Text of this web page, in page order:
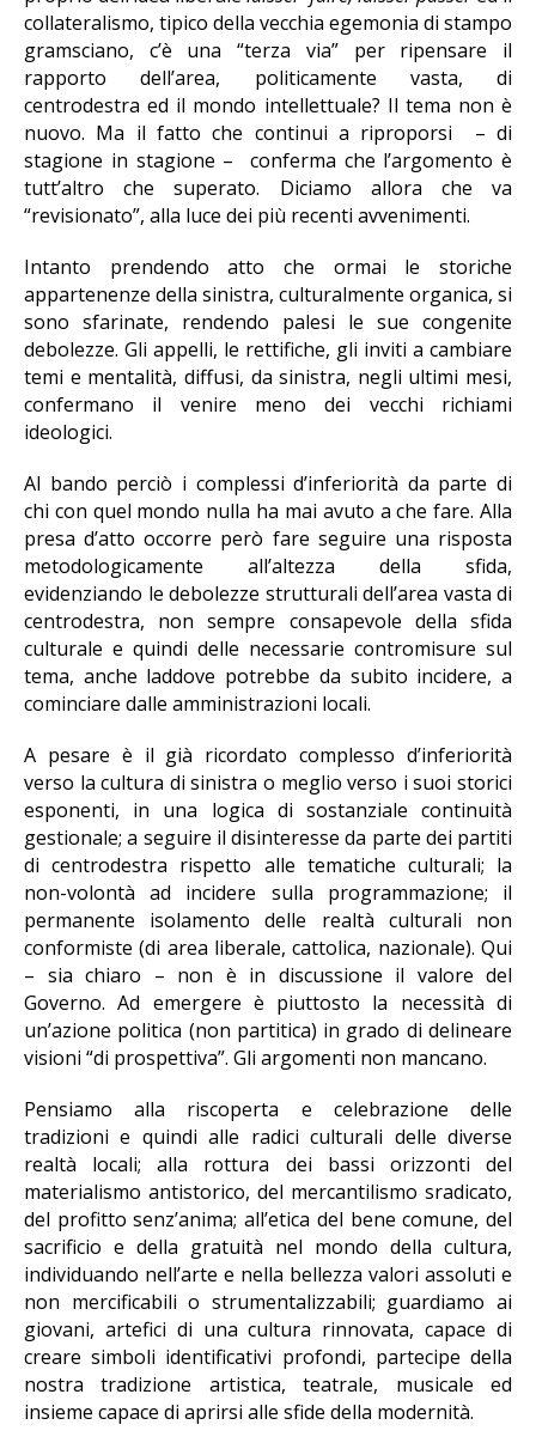
collateralismo, tipico della vecchia egemonia di stampo
gramsciano, c’è una “terza via” per ripensare il
rapporto dell’area, politicamente vasta, di
centrodestra ed il mondo intellettuale? Il tema non è
nuovo. Ma il fatto che continui a riproporsi – di
stagione in stagione – conferma che l’argomento è
tutt’altro che superato. Diciamo allora che va
“revisionato”, alla luce dei più recenti avvenimenti.
Intanto prendendo atto che ormai le storiche
appartenenze della sinistra, culturalmente organica, si
sono sfarinate, rendendo palesi le sue congenite
debolezze. Gli appelli, le rettifiche, gli inviti a cambiare
temi e mentalità, diffusi, da sinistra, negli ultimi mesi,
confermano il venire meno dei vecchi richiami
ideologici.
Al bando perciò i complessi d’inferiorità da parte di
chi con quel mondo nulla ha mai avuto a che fare. Alla
presa d’atto occorre però fare seguire una risposta
metodologicamente all’altezza della sfida,
evidenziando le debolezze strutturali dell’area vasta di
centrodestra, non sempre consapevole della sfida
culturale e quindi delle necessarie contromisure sul
tema, anche laddove potrebbe da subito incidere, a
cominciare dalle amministrazioni locali.
A pesare è il già ricordato complesso d’inferiorità
verso la cultura di sinistra o meglio verso i suoi storici
esponenti, in una logica di sostanziale continuità
gestionale; a seguire il disinteresse da parte dei partiti
di centrodestra rispetto alle tematiche culturali; la
non-volontà ad incidere sulla programmazione; il
permanente isolamento delle realtà culturali non
conformiste (di area liberale, cattolica, nazionale). Qui
– sia chiaro – non è in discussione il valore del
Governo. Ad emergere è piuttosto la necessità di
un’azione politica (non partitica) in grado di delineare
visioni “di prospettiva”. Gli argomenti non mancano.
Pensiamo alla riscoperta e celebrazione delle
tradizioni e quindi alle radici culturali delle diverse
realtà locali; alla rottura dei bassi orizzonti del
materialismo antistorico, del mercantilismo sradicato,
del profitto senz’anima; all’etica del bene comune, del
sacrificio e della gratuità nel mondo della cultura,
individuando nell’arte e nella bellezza valori assoluti e
non mercificabili o strumentalizzabili; guardiamo ai
giovani, artefici di una cultura rinnovata, capace di
creare simboli identificativi profondi, partecipe della
nostra tradizione artistica, teatrale, musicale ed
insieme capace di aprirsi alle sfide della modernità.